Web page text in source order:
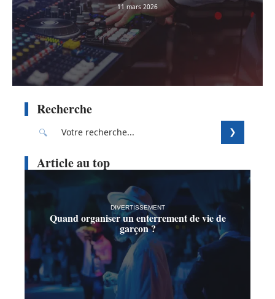
11 mars 2026
Recherche
Article au top
DIVERTISSEMENT
Quand organiser un enterrement de vie de
garçon ?